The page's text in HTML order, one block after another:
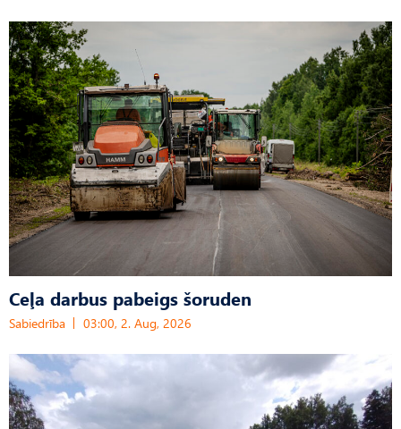
Ceļa darbus pabeigs šoruden
Sabiedrība 03:00, 2. Aug, 2026